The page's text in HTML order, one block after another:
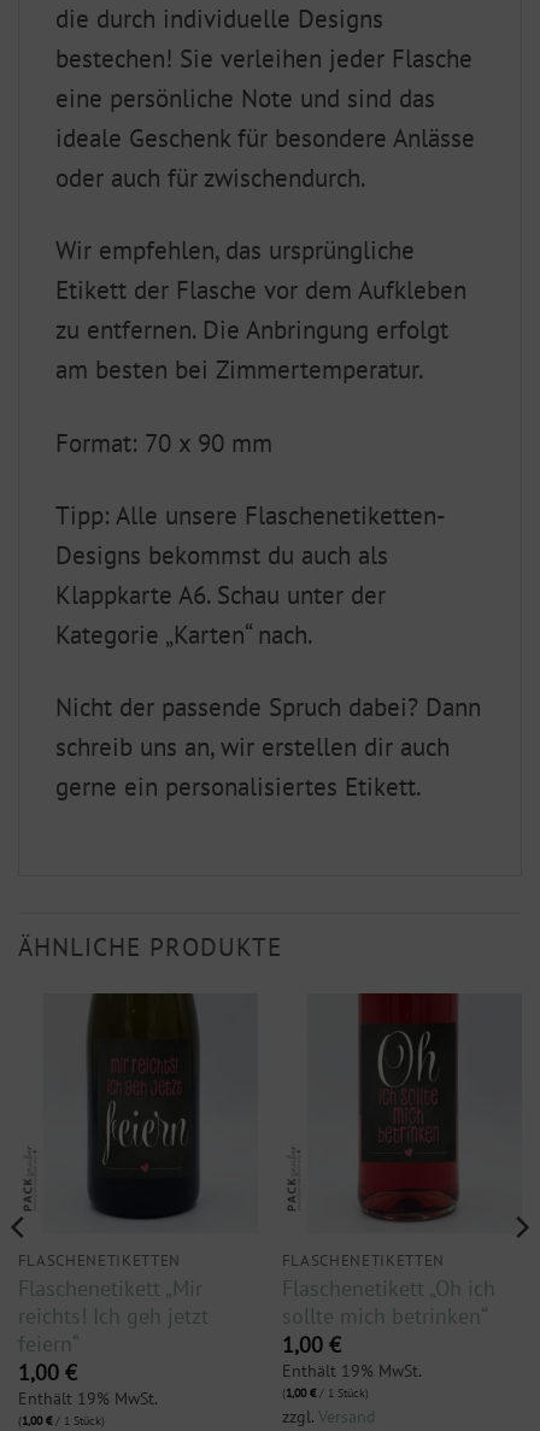
die durch individuelle Designs
bestechen! Sie verleihen jeder Flasche
eine persönliche Note und sind das
ideale Geschenk für besondere Anlässe
oder auch für zwischendurch.
Wir empfehlen, das ursprüngliche
Etikett der Flasche vor dem Aufkleben
zu entfernen. Die Anbringung erfolgt
am besten bei Zimmertemperatur.
Format: 70 x 90 mm
Tipp: Alle unsere Flaschenetiketten-
Designs bekommst du auch als
Klappkarte A6. Schau unter der
Kategorie „Karten“ nach.
Nicht der passende Spruch dabei? Dann
schreib uns an, wir erstellen dir auch
gerne ein personalisiertes Etikett.
ÄHNLICHE PRODUKTE
FLASCHENETIKETTEN
Flaschenetikett „Mir
reichts! Ich geh jetzt
feiern“
1,00 €
Enthält 19% MwSt.
(1,00€/ 1 Stück)
FLASCHENETIKETTEN
Flaschenetikett „Oh ich
sollte mich betrinken“
1,00 €
Enthält 19% MwSt.
(1,00€/ 1 Stück)
zzgl. Versand